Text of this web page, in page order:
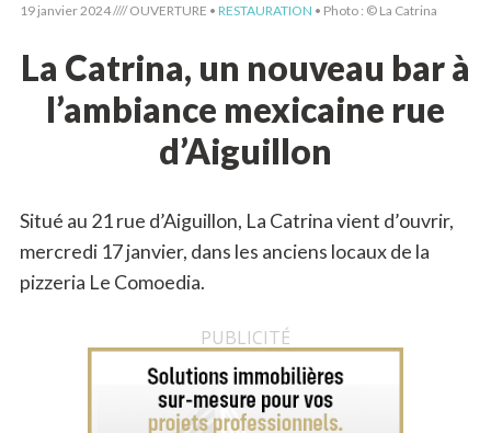
19 janvier 2024 //// OUVERTURE • RESTAURATION • Photo : © La Catrina
La Catrina, un nouveau bar à
l’ambiance mexicaine rue
d’Aiguillon
Situé au 21 rue d’Aiguillon, La Catrina vient d’ouvrir,
mercredi 17 janvier, dans les anciens locaux de la
pizzeria Le Comoedia.
PUBLICITÉ